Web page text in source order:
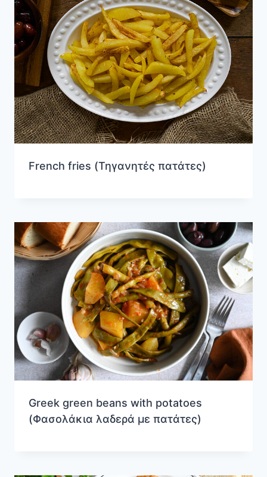
French fries (Τηγανητές πατάτες)
Greek green beans with potatoes
(Φασολάκια λαδερά με πατάτες)